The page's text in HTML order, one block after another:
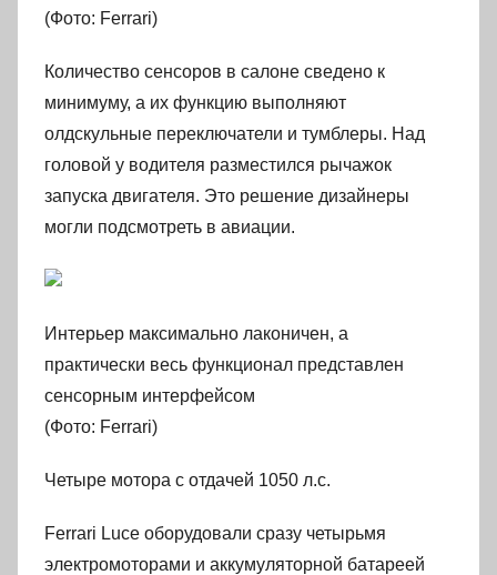
(Фото: Ferrari)
Количество сенсоров в салоне сведено к
минимуму, а их функцию выполняют
олдскульные переключатели и тумблеры. Над
головой у водителя разместился рычажок
запуска двигателя. Это решение дизайнеры
могли подсмотреть в авиации.
Интерьер максимально лаконичен, а
практически весь функционал представлен
сенсорным интерфейсом
(Фото: Ferrari)
Четыре мотора с отдачей 1050 л.с.
Ferrari Luce оборудовали сразу четырьмя
электромоторами и аккумуляторной батареей